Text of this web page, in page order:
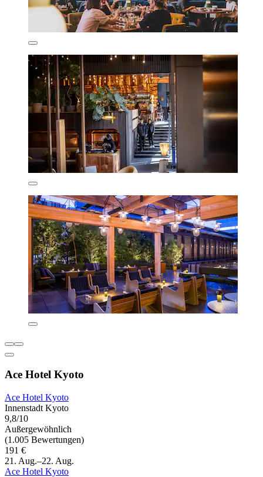
Ace Hotel Kyoto
Ace Hotel Kyoto
Innenstadt Kyoto
9,8/10
Außergewöhnlich
(1.005 Bewertungen)
191 €
21. Aug.–22. Aug.
Ace Hotel Kyoto